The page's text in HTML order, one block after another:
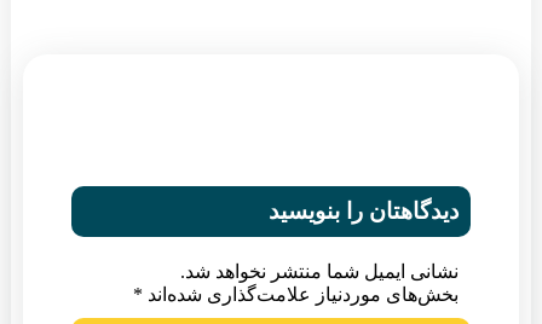
دیدگاهتان را بنویسید
نشانی ایمیل شما منتشر نخواهد شد.
بخش‌های موردنیاز علامت‌گذاری شده‌اند *